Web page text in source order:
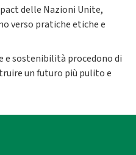
delle Nazioni Unite,
verso pratiche etiche e
e sostenibilità procedono di
un futuro più pulito e